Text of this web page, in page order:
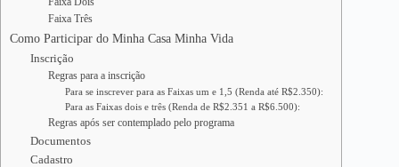
Faixa Três
Como Participar do Minha Casa Minha Vida
Inscrição
Regras para a inscrição
Para se inscrever para as Faixas um e 1,5 (Renda até R$2.350):
Para as Faixas dois e três (Renda de R$2.351 a R$6.500):
Regras após ser contemplado pelo programa
Documentos
Cadastro